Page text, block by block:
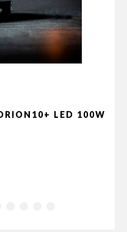
LED 100W